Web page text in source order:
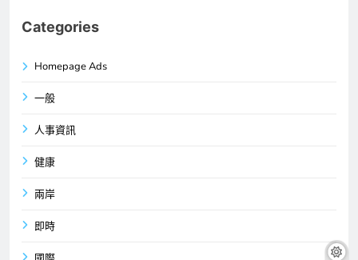
Categories
Homepage Ads
一般
人事資訊
健康
兩岸
即時